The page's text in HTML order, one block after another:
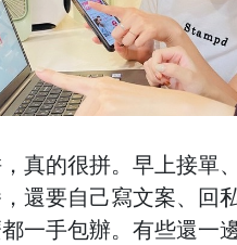
真的很拼。早上接單
還要自己寫文案、回
一手包辦。有些還一